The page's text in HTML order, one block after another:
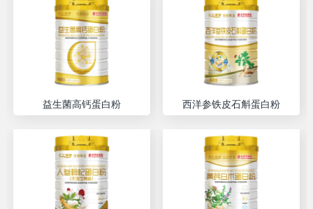
益生菌高钙蛋白粉 西洋参铁皮石斛蛋白粉